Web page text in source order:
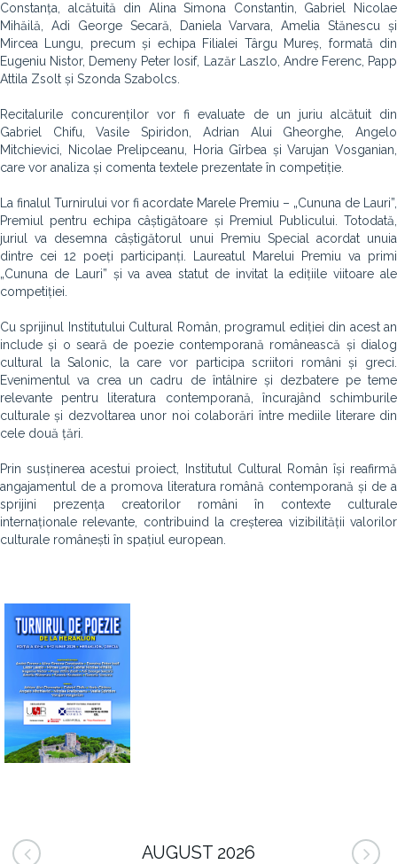
Constanța, alcătuită din Alina Simona Constantin, Gabriel Nicolae
Mihăilă, Adi George Secară, Daniela Varvara, Amelia Stănescu și
Mircea Lungu, precum și echipa Filialei Târgu Mureș, formată din
Eugeniu Nistor, Demeny Peter Iosif, Lazăr Laszlo, Andre Ferenc, Papp
Attila Zsolt și Szonda Szabolcs.
Recitalurile concurenților vor fi evaluate de un juriu alcătuit din
Gabriel Chifu, Vasile Spiridon, Adrian Alui Gheorghe, Angelo
Mitchievici, Nicolae Prelipceanu, Horia Gîrbea și Varujan Vosganian,
care vor analiza și comenta textele prezentate în competiție.
La finalul Turnirului vor fi acordate Marele Premiu – „Cununa de Lauri”,
Premiul pentru echipa câștigătoare și Premiul Publicului. Totodată,
juriul va desemna câștigătorul unui Premiu Special acordat unuia
dintre cei 12 poeți participanți. Laureatul Marelui Premiu va primi
„Cununa de Lauri” și va avea statut de invitat la edițiile viitoare ale
competiției.
Cu sprijinul Institutului Cultural Român, programul ediției din acest an
include și o seară de poezie contemporană românească și dialog
cultural la Salonic, la care vor participa scriitori români și greci.
Evenimentul va crea un cadru de întâlnire și dezbatere pe teme
relevante pentru literatura contemporană, încurajând schimburile
culturale și dezvoltarea unor noi colaborări între mediile literare din
cele două țări.
Prin susținerea acestui proiect, Institutul Cultural Român își reafirmă
angajamentul de a promova literatura română contemporană și de a
sprijini prezența creatorilor români în contexte culturale
internaționale relevante, contribuind la creșterea vizibilității valorilor
culturale românești în spațiul european.
AUGUST 2026